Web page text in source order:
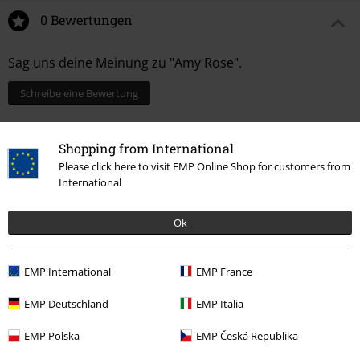
Shopping from International
Please click here to visit EMP Online Shop for customers from
International
Ok
EMP International EMP France
EMP Deutschland EMP Italia
EMP Polska EMP Česká Republika
0 Bewertungen
Sag uns deine Meinung zu "Amy Rose".
Schreibe eine Bewertung
Greif einen 15%* Gutschein ab, wenn du dich